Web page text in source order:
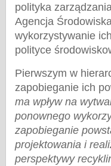
polityka
Agencja
wykorzystywanie
polityce
Pierwszym w
zapobieganie ich
ma wpływ na
ponownego
zapobieganie
projektowania i
perspektywy